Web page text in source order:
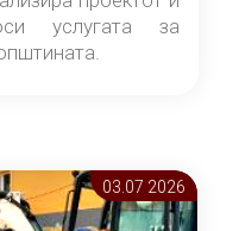
услугата за
03.07 2026